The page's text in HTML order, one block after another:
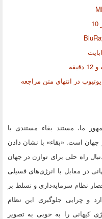
در انتهای متن مراجعه
ما، مستند بقاء مستندی با
جهان است. «بقاء» با نشان دادن
راه حلی برای توازن در جهان
در مقابل با انرژی‌های فسیلی
نظام سرمایه‌داری و تسلط بر
و چرایی جلوگیری این نظام
کیهانی را به خوبی به تصویر